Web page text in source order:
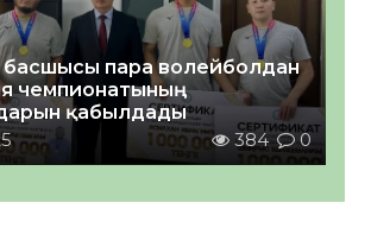
басшысы пара волейболдан
чемпионатының
қабылдады
384 0